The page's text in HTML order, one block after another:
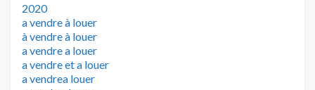
2020
a vendre à louer
à vendre à louer
a vendre a louer
a vendre et a louer
a vendrea louer